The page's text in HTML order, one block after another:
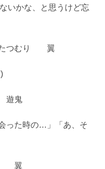
いかな、と思うけど忘
たつむり 翼
遊鬼
った時の…」「あ、そ
翼